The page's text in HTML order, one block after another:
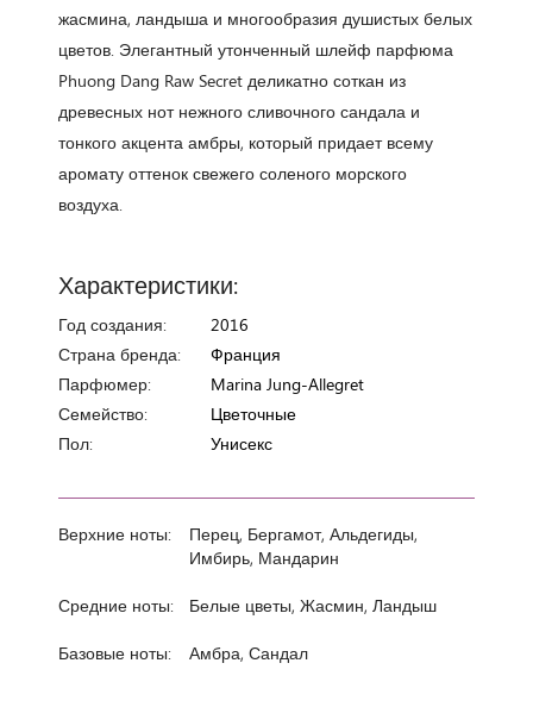
жасмина, ландыша и многообразия душистых белых
цветов. Элегантный утонченный шлейф парфюма
Phuong Dang Raw Secret деликатно соткан из
древесных нот нежного сливочного сандала и
тонкого акцента амбры, который придает всему
аромату оттенок свежего соленого морского
воздуха.
Характеристики:
Год создания:
2016
Страна бренда:
Франция
Парфюмер:
Marina Jung-Allegret
Семейство:
Цветочные
Пол:
Унисекс
Верхние ноты:
Перец, Бергамот, Альдегиды,
Имбирь, Мандарин
Средние ноты: Белые цветы, Жасмин, Ландыш
Базовые ноты: Амбра, Сандал